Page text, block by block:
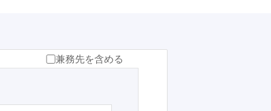
兼務先を含める